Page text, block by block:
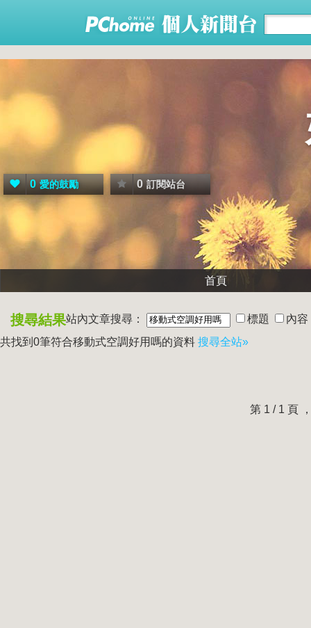
0 愛的鼓勵 0 訂閱站台
首頁
搜尋結果站內文章搜尋： 標題
內容
共找到0筆符合移動式空調好用嗎的資料 搜尋全站»
第 1 / 1